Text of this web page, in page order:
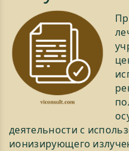
деятельности с
ионизирующего